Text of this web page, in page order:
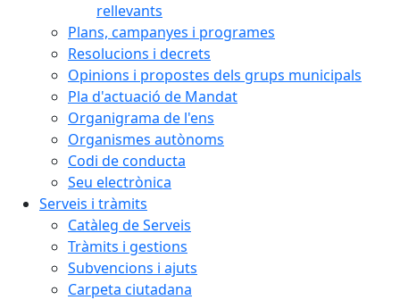
rellevants
Plans, campanyes i programes
Resolucions i decrets
Opinions i propostes dels grups municipals
Pla d'actuació de Mandat
Organigrama de l'ens
Organismes autònoms
Codi de conducta
Seu electrònica
Serveis i tràmits
Catàleg de Serveis
Tràmits i gestions
Subvencions i ajuts
Carpeta ciutadana